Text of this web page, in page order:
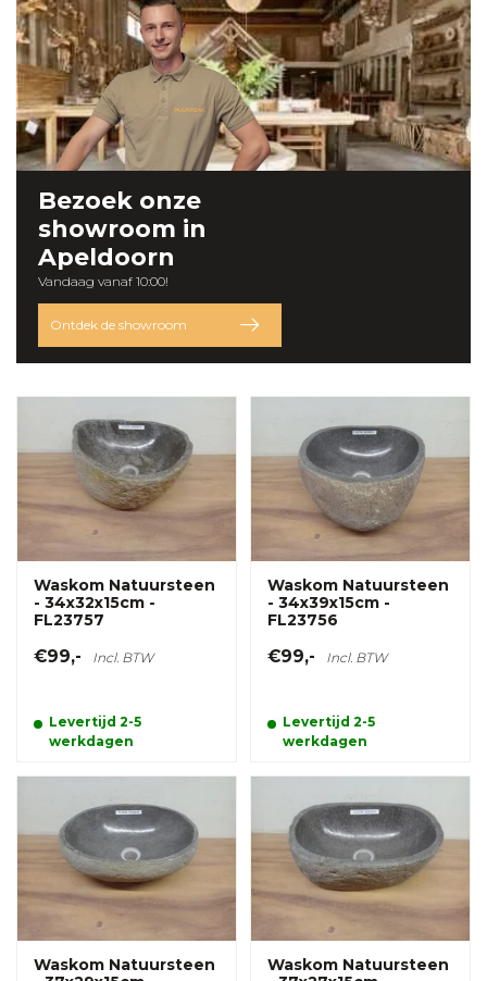
Bezoek onze
showroom in
Apeldoorn
Vandaag vanaf 10:00!
Ontdek de showroom
Waskom Natuursteen
- 34x32x15cm -
FL23757
€99,- Incl. BTW
Levertijd 2-5
werkdagen
Waskom Natuursteen
- 34x39x15cm -
FL23756
€99,- Incl. BTW
Levertijd 2-5
werkdagen
Waskom Natuursteen
Waskom Natuursteen